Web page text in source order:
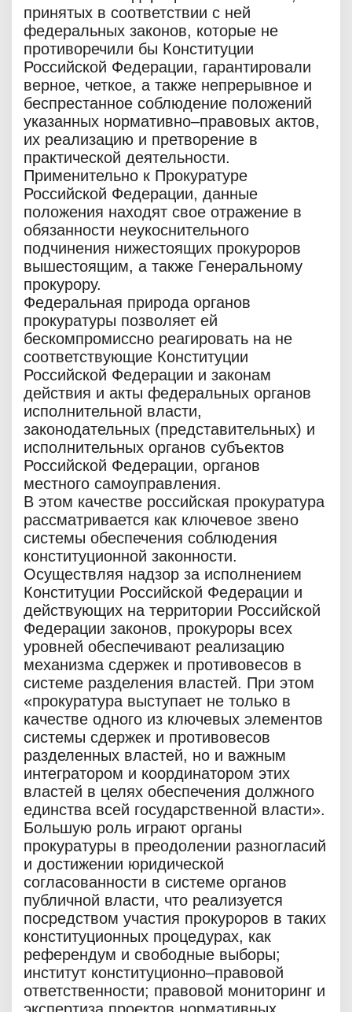
принятых в соответствии с ней
федеральных законов, которые не
противоречили бы Конституции
Российской Федерации, гарантировали
верное, четкое, а также непрерывное и
беспрестанное соблюдение положений
указанных нормативно–правовых актов,
их реализацию и претворение в
практической деятельности.
Применительно к Прокуратуре
Российской Федерации, данные
положения находят свое отражение в
обязанности неукоснительного
подчинения нижестоящих прокуроров
вышестоящим, а также Генеральному
прокурору.
Федеральная природа органов
прокуратуры позволяет ей
бескомпромиссно реагировать на не
соответствующие Конституции
Российской Федерации и законам
действия и акты федеральных органов
исполнительной власти,
законодательных (представительных) и
исполнительных органов субъектов
Российской Федерации, органов
местного самоуправления.
В этом качестве российская прокуратура
рассматривается как ключевое звено
системы обеспечения соблюдения
конституционной законности.
Осуществляя надзор за исполнением
Конституции Российской Федерации и
действующих на территории Российской
Федерации законов, прокуроры всех
уровней обеспечивают реализацию
механизма сдержек и противовесов в
системе разделения властей. При этом
«прокуратура выступает не только в
качестве одного из ключевых элементов
системы сдержек и противовесов
разделенных властей, но и важным
интегратором и координатором этих
властей в целях обеспечения должного
единства всей государственной власти».
Большую роль играют органы
прокуратуры в преодолении разногласий
и достижении юридической
согласованности в системе органов
публичной власти, что реализуется
посредством участия прокуроров в таких
конституционных процедурах, как
референдум и свободные выборы;
институт конституционно–правовой
ответственности; правовой мониторинг и